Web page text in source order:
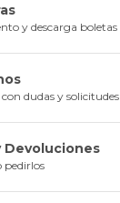
y descarga boletas
dudas y solicitudes
Devoluciones
pedirlos